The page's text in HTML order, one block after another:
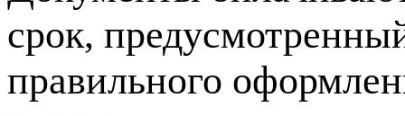
срок,
правильного